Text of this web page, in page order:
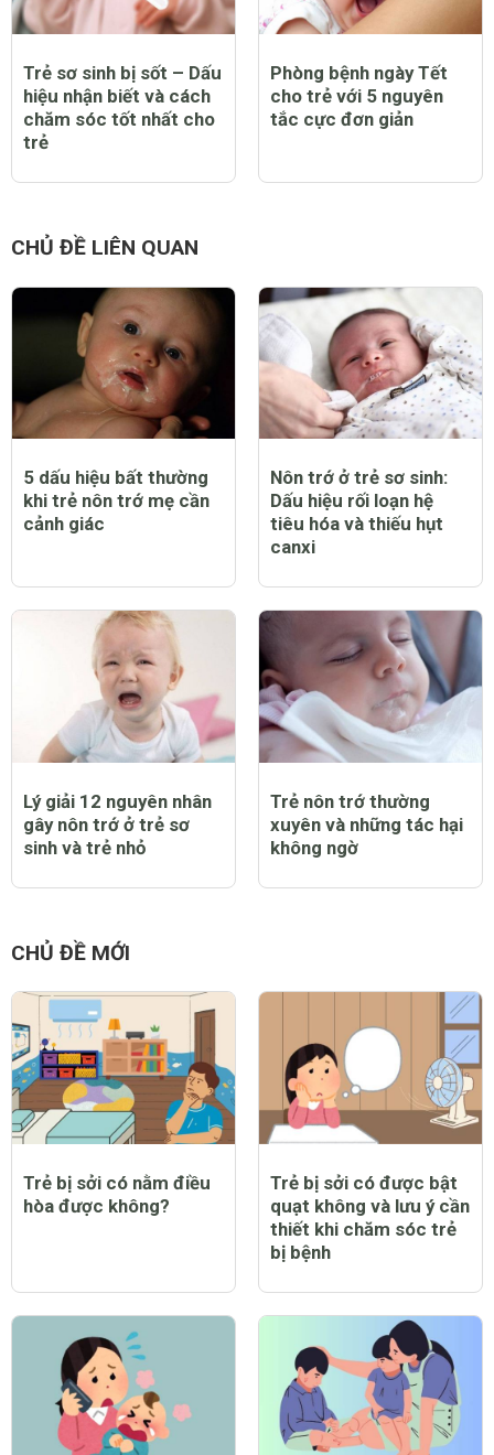
Trẻ sơ sinh bị sốt – Dấu
hiệu nhận biết và cách
chăm sóc tốt nhất cho
trẻ
Phòng bệnh ngày Tết
cho trẻ với 5 nguyên
tắc cực đơn giản
CHỦ ĐỀ LIÊN QUAN
5 dấu hiệu bất thường
khi trẻ nôn trớ mẹ cần
cảnh giác
Nôn trớ ở trẻ sơ sinh:
Dấu hiệu rối loạn hệ
tiêu hóa và thiếu hụt
canxi
Lý giải 12 nguyên nhân
gây nôn trớ ở trẻ sơ
sinh và trẻ nhỏ
Trẻ nôn trớ thường
xuyên và những tác hại
không ngờ
CHỦ ĐỀ MỚI
Trẻ bị sởi có nằm điều
hòa được không?
Trẻ bị sởi có được bật
quạt không và lưu ý cần
thiết khi chăm sóc trẻ
bị bệnh